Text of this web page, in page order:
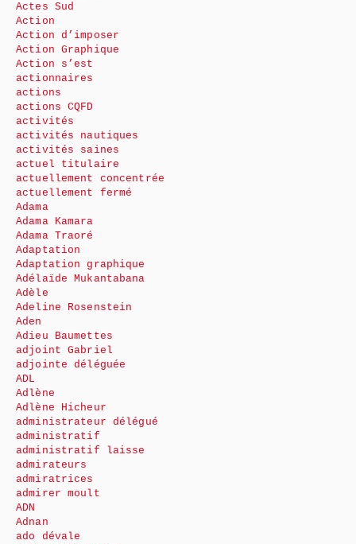
Actes Sud
Action
Action d’imposer
Action Graphique
Action s’est
actionnaires
actions
actions CQFD
activités
activités nautiques
activités saines
actuel titulaire
actuellement concentrée
actuellement fermé
Adama
Adama Kamara
Adama Traoré
Adaptation
Adaptation graphique
Adélaïde Mukantabana
Adèle
Adeline Rosenstein
Aden
Adieu Baumettes
adjoint Gabriel
adjointe déléguée
ADL
Adlène
Adlène Hicheur
administrateur délégué
administratif
administratif laisse
admirateurs
admiratrices
admirer moult
ADN
Adnan
ado dévale